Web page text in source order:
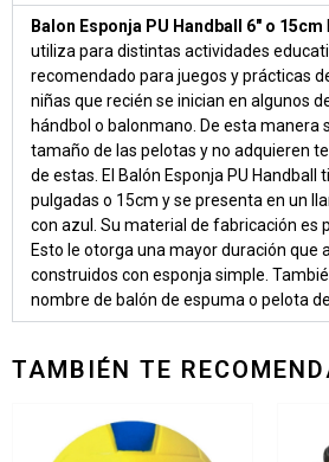
Balon Esponja PU Handball 6″ o 15cm
utiliza para distintas actividades
recomendado para juegos y prácticas
niñas que recién se inician en algunos
hándbol o balonmano. De esta manera
tamaño de las pelotas y no adquieren
de estas. El Balón Esponja PU Handball
pulgadas o 15cm y se presenta en un
con azul. Su material de fabricación es
Esto le otorga una mayor duración que
construidos con esponja simple.
nombre de balón de espuma o pelota
TAMBIÉN TE